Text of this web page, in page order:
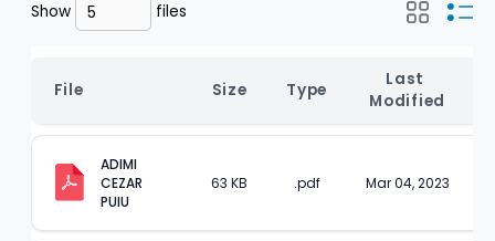
Show files
File Size Type
Last
Modified
ADIMI
CEZAR
PUIU
63 KB .pdf Mar 04, 2023